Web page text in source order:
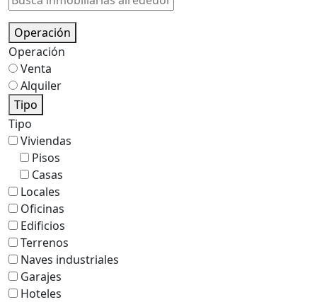
Operación
Operación
Venta
Alquiler
Tipo
Tipo
Viviendas
Pisos
Casas
Locales
Oficinas
Edificios
Terrenos
Naves industriales
Garajes
Hoteles